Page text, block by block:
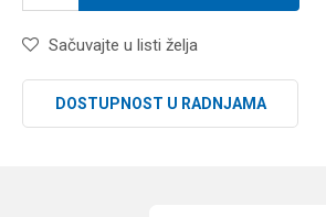
Sačuvajte u listi želja
DOSTUPNOST U RADNJAMA